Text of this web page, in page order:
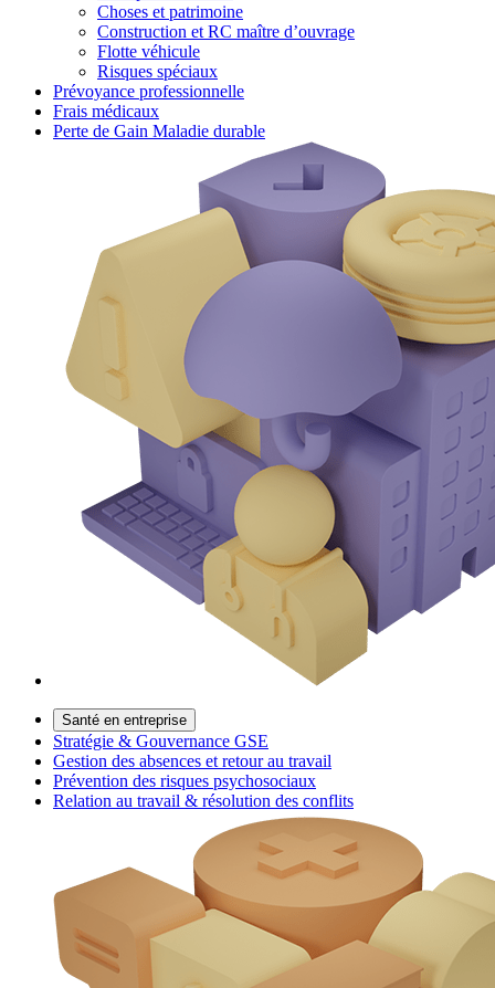
Choses et patrimoine
Construction et RC maître d’ouvrage
Flotte véhicule
Risques spéciaux
Prévoyance professionnelle
Frais médicaux
Perte de Gain Maladie durable
Santé en entreprise
Stratégie & Gouvernance GSE
Gestion des absences et retour au travail
Prévention des risques psychosociaux
Relation au travail & résolution des conflits